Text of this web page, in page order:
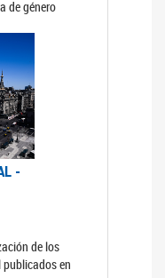
de género
-
de los
publicados en